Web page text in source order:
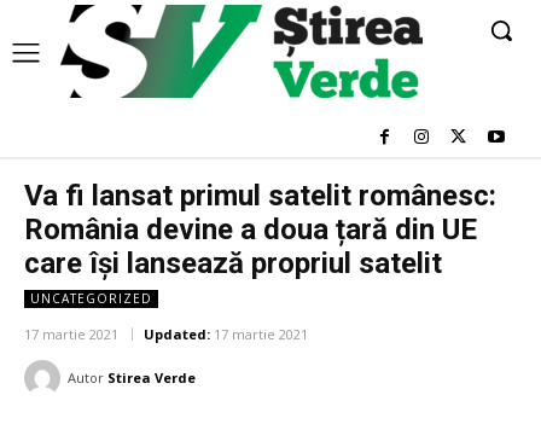
Va fi lansat primul satelit românesc:
România devine a doua țară din UE
care își lansează propriul satelit
UNCATEGORIZED
17 martie 2021 Updated: 17 martie 2021
Autor Stirea Verde